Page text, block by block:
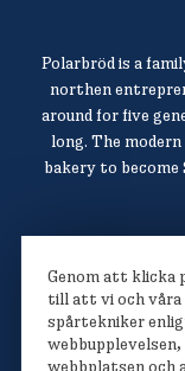
Polarbröd is a
northen
around for five
long. The
bakery to become
942 36 Älvsbyn
010-450 60 00
Genom att klicka
till att vi och våra
spårtekniker
webbplatsen och